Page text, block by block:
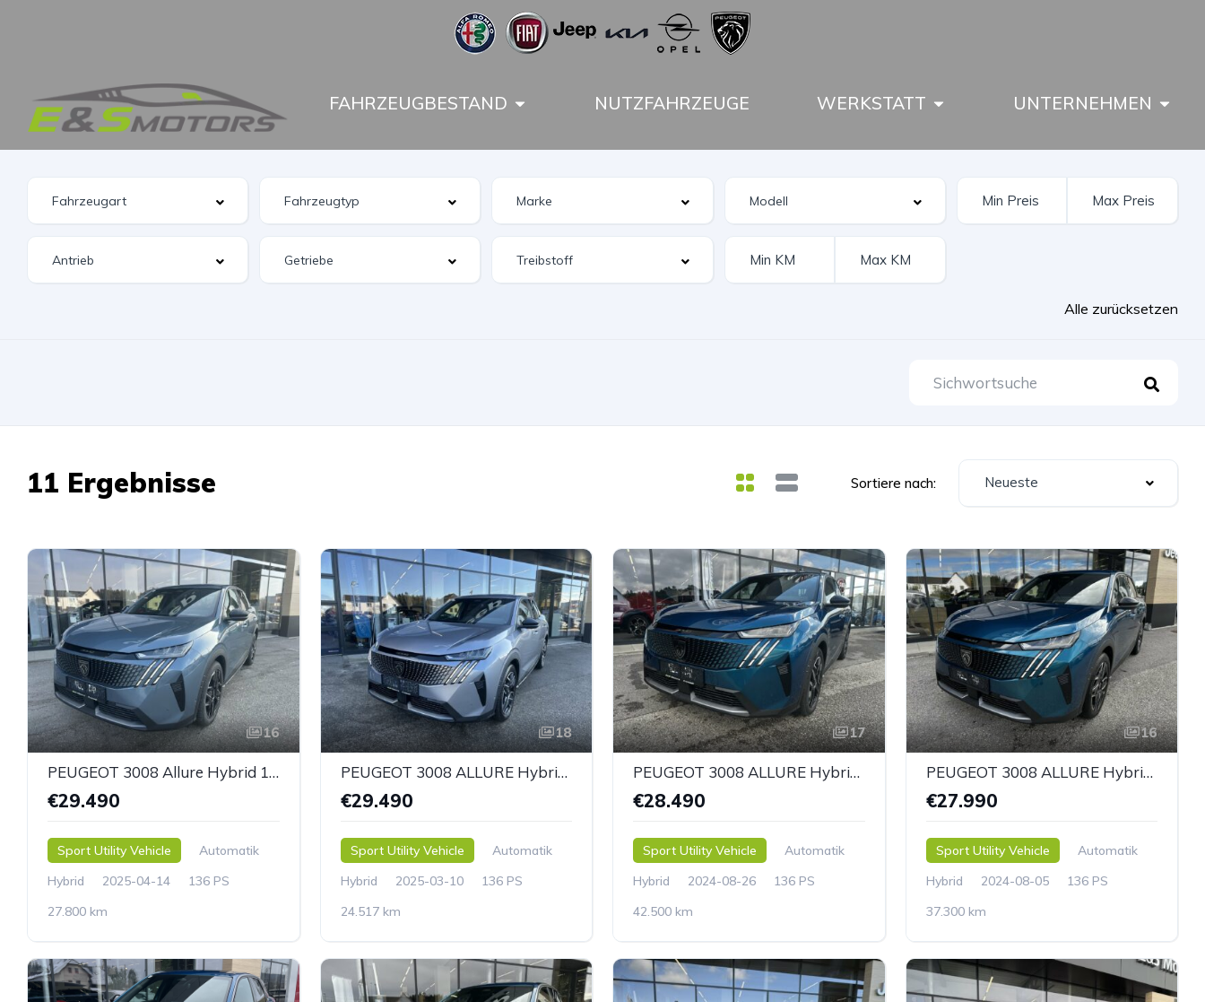
FAHRZEUGBESTAND NUTZFAHRZEUGE WERKSTATT UNTERNEHMEN
Alle zurücksetzen
11 Ergebnisse Sortiere nach: Neueste
16
PEUGEOT 3008 Allure Hybrid 145 e-DCS6
€29.490
Sport Utility Vehicle
Automatik
Hybrid
2025-04-14
136 PS
27.800 km
18
PEUGEOT 3008 ALLURE Hybrid 136 e-DCS6
€29.490
Sport Utility Vehicle
Automatik
Hybrid
2025-03-10
136 PS
24.517 km
17
PEUGEOT 3008 ALLURE Hybrid 136 e-DCS6
€28.490
Sport Utility Vehicle
Automatik
Hybrid
2024-08-26
136 PS
42.500 km
16
PEUGEOT 3008 ALLURE Hybrid 136 e-DCS6
€27.990
Sport Utility Vehicle
Automatik
Hybrid
2024-08-05
136 PS
37.300 km